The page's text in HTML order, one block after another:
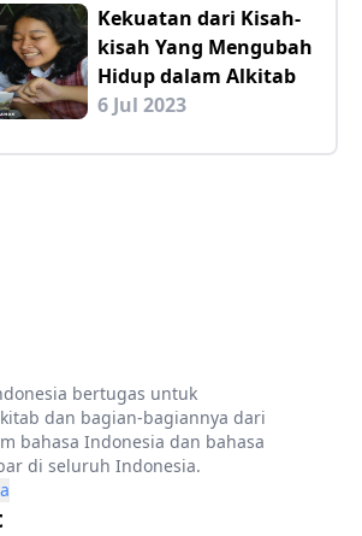
Kekuatan dari Kisah-
kisah Yang Mengubah
Hidup dalam Alkitab
6 Jul 2023
bertugas untuk
dan bagian-bagiannya dari
bahasa Indonesia dan bahasa
di seluruh Indonesia.